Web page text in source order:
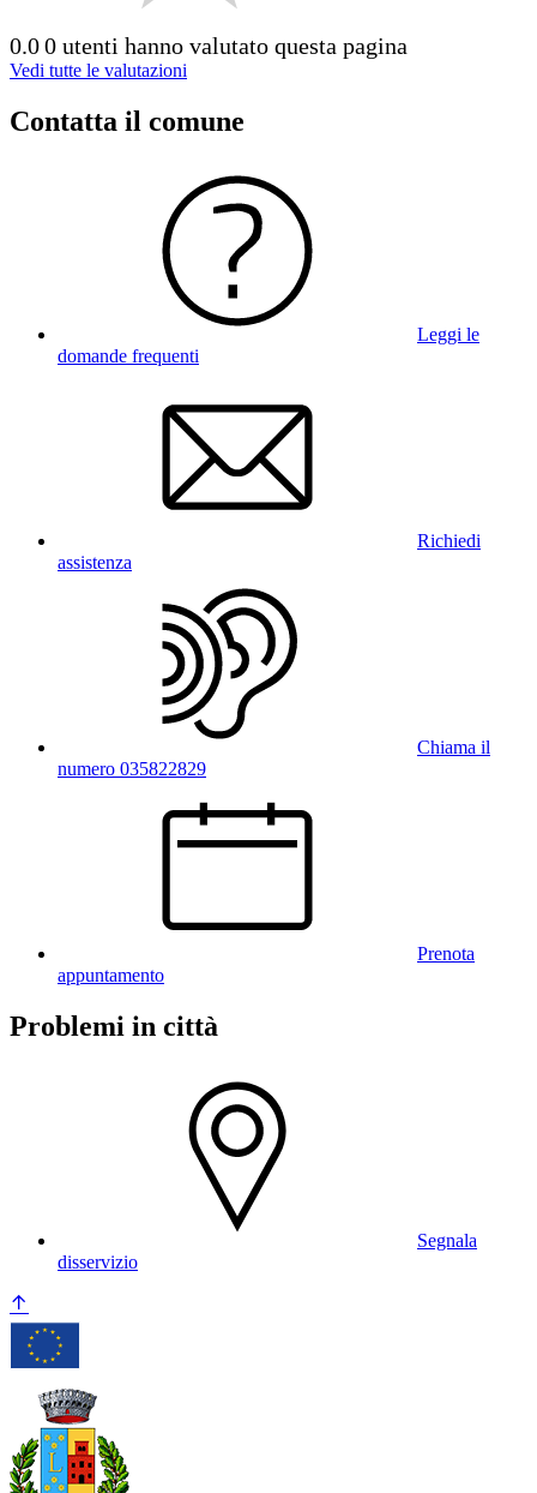
0.00 utenti hanno valutato questa pagina
Vedi tutte le valutazioni
Contatta il comune
Leggi le
domande frequenti
Richiedi
assistenza
Chiama il
numero 035822829
Prenota
appuntamento
Problemi in città
Segnala
disservizio